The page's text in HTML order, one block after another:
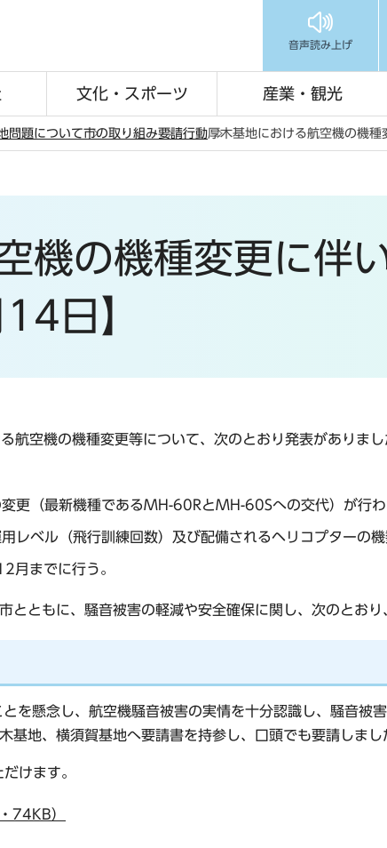
音声読み上げ
文化・スポーツ 産業・観光
問題について市の取り組み要請行動厚木基地における航空機の機
機の機種変更に伴
日】
空機の機種変更等について、次のとおり発表がありま
更（最新機種であるMH-60RとMH-60Sへの交代）が行わ
レベル（飛行訓練回数）及び配備されるヘリコプターの機
までに行う。
ともに、騒音被害の軽減や安全確保に関し、次のとおり
を懸念し、航空機騒音被害の実情を十分認識し、騒音被
地、横須賀基地へ要請書を持参し、口頭でも要請しまし
けます。
74KB）